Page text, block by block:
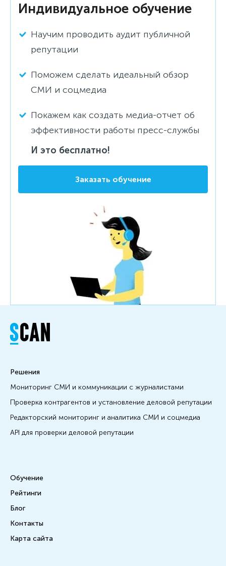
Индивидуальное обучение
Научим проводить аудит публичной
репутации
Поможем сделать идеальный обзор
СМИ и соцмедиа
Покажем как создать медиа-отчет об
эффективности работы пресс-службы
И это бесплатно!
Заказать обучение
Решения
Мониторинг СМИ и коммуникации с журналистами
Проверка контрагентов и установление деловой репутации
Редакторский мониторинг и аналитика СМИ и соцмедиа
API для проверки деловой репутации
Обучение
Рейтинги
Блог
Контакты
Карта сайта